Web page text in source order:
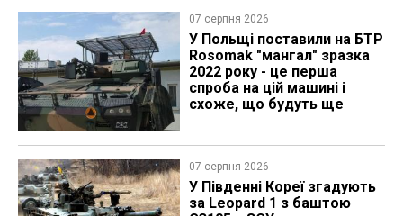
07 серпня 2026
У Польщі поставили на БТР
Rosomak "мангал" зразка
2022 року - це перша
спроба на цій машині і
схоже, що будуть ще
07 серпня 2026
У Південні Кореї згадують
за Leopard 1 з баштою